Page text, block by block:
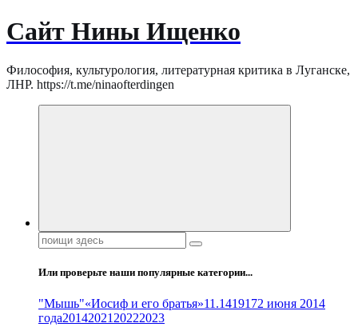
Сайт Нины Ищенко
Философия, культурология, литературная критика в Луганске,
ЛНР. https://t.me/ninaofterdingen
Поиск:
Или проверьте наши популярные категории...
"Мышь"«Иосиф и его братья»11.1419172 июня 2014
года2014202120222023